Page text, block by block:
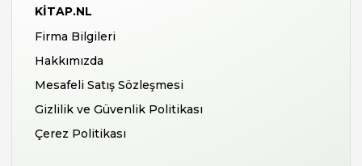
KITAP.NL
Firma Bilgileri
Hakkımızda
Mesafeli Satış Sözleşmesi
Gizlilik ve Güvenlik Politikası
Çerez Politikası